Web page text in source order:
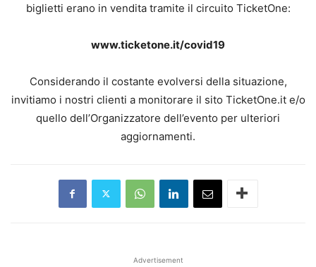
biglietti erano in vendita tramite il circuito TicketOne:
www.ticketone.it/covid19
Considerando il costante evolversi della situazione,
invitiamo i nostri clienti a monitorare il sito TicketOne.it e/o
quello dell’Organizzatore dell’evento per ulteriori
aggiornamenti.
Advertisement